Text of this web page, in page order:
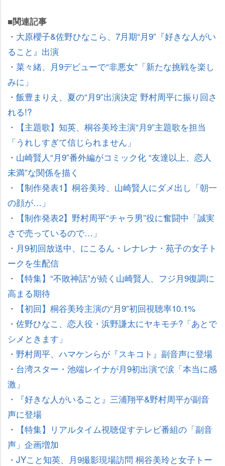
■関連記事
・ 大原櫻子&佐野ひなこら、7月期“月9”『好きな人がい
ること』出演
・ 菜々緒、月9デビューで“非悪女”「新たな挑戦を楽し
みに」
・ 飯豊まりえ、夏の“月9”出演決定 野村周平に振り回さ
れる!?
・
【主題歌】知英、桐谷美玲主演“月9”主題歌を担当
「うれしすぎて信じられません」
・ 山崎賢人“月9”番外編がコミック化 “友達以上、恋人
未満”な関係を描く
・
【制作発表1】桐谷美玲、山崎賢人にダメ出し「朝一
の顔が…」
・
【制作発表2】野村周平“チャラ男”役に奮闘中「誠実
さで売っているので…」
・ 月9初回放送中、にこるん・レナレナ・苑子の女子ト
ークを生配信
・
【特集】“不敗神話”が続く山崎賢人、フジ月9復調に
高まる期待
・
【初回】桐谷美玲主演の“月9”初回視聴率10.1%
・ 佐野ひなこ、恋人役・浜野謙太にヤキモチ?「あとで
シメときます」
・ 野村周平、ハマケンらが『スキコト』副音声に登場
・ 台湾スター・池端レイナが月9初出演で涙「本当に感
激」
・
『好きな人がいること』三浦翔平&野村周平が副音
声に登場
・
【特集】リアルタイム視聴促すテレビ番組の「副音
声」企画増加
・ JYこと知英、月9撮影現場訪問 桐谷美玲と女子トー